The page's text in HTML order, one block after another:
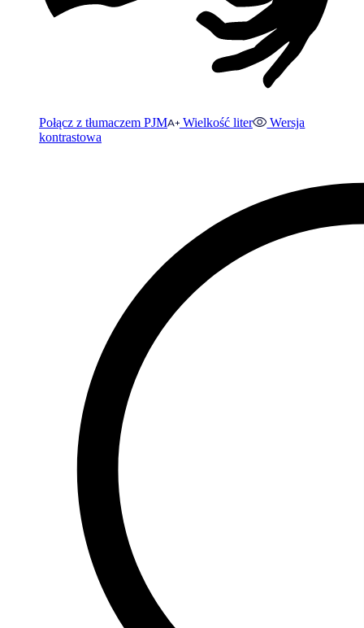
Połącz z tłumaczem PJM Wielkość liter
Wersja
kontrastowa